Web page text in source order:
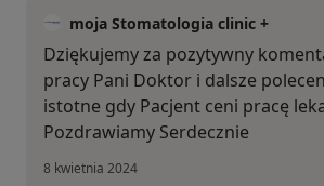
moja Stomatologia clinic +
Dziękujemy za pozytywny
pracy Pani Doktor i dalsze
istotne gdy Pacjent ceni pracę
Pozdrawiamy Serdecznie
8 kwietnia 2024